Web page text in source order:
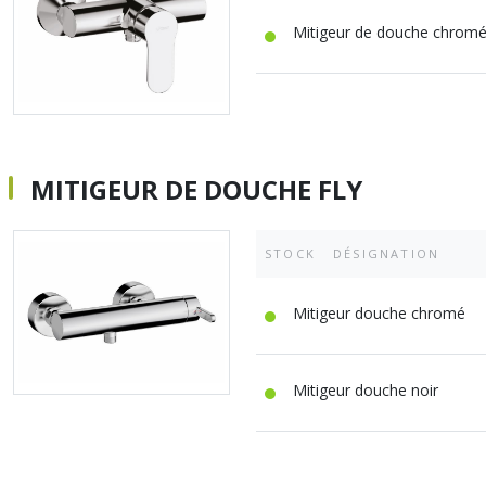
Mitigeur de douche
MITIGEUR DE DOUCHE FLY
STOCK DÉSIGNATION
Mitigeur douche chromé
Mitigeur douche noir